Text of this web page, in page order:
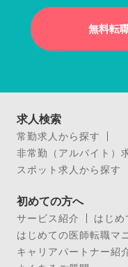
無料転
求人検索
常勤求人から探す
非常勤（アルバイト）
スポット求人から探す
初めての方へ
サービス紹介
はじめ
はじめての医師転職マ
キャリアパートナー紹